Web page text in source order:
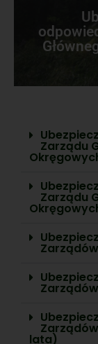
Zarządu
Zarządu
lata)